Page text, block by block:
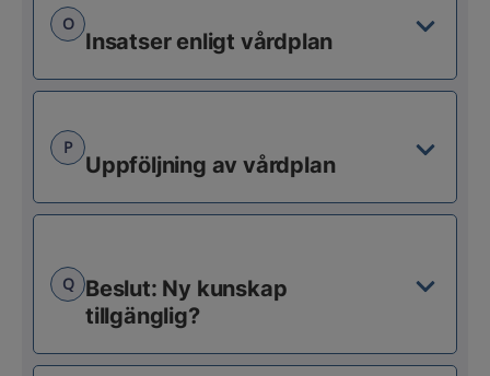
O
Insatser enligt vårdplan
P
Uppföljning av vårdplan
Q
Beslut: Ny kunskap
tillgänglig?